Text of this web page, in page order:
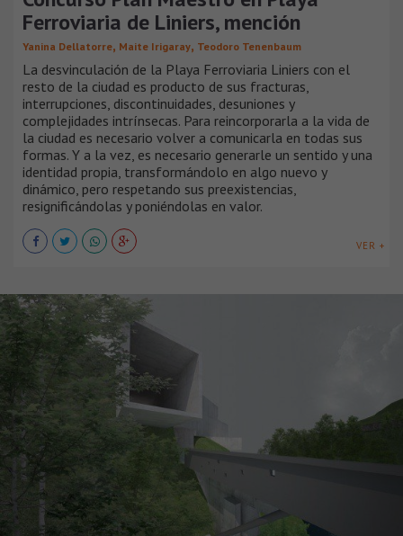
Ferroviaria de Liniers, mención
Yanina Dellatorre, Maite Irigaray, Teodoro Tenenbaum
La desvinculación de la Playa Ferroviaria Liniers con el
resto de la ciudad es producto de sus fracturas,
interrupciones, discontinuidades, desuniones y
complejidades intrínsecas. Para reincorporarla a la vida de
la ciudad es necesario volver a comunicarla en todas sus
formas. Y a la vez, es necesario generarle un sentido y una
identidad propia, transformándolo en algo nuevo y
dinámico, pero respetando sus preexistencias,
resignificándolas y poniéndolas en valor.
VER +